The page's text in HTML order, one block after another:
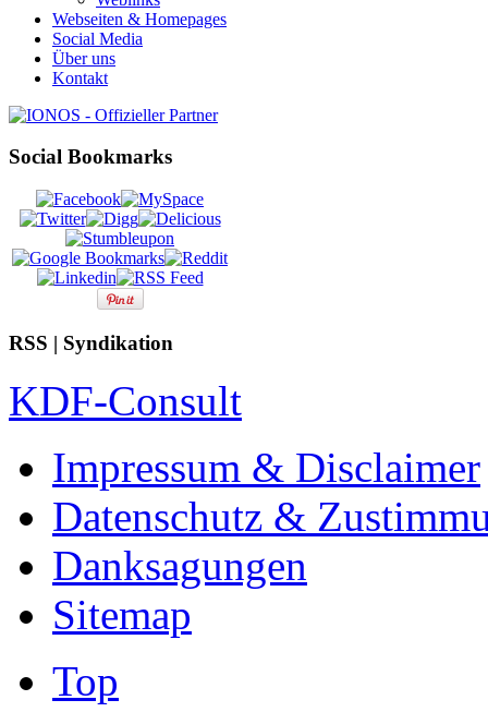
Webseiten & Homepages
Social Media
Über uns
Kontakt
Social Bookmarks
RSS | Syndikation
KDF-Consult
Impressum & Disclaimer
Datenschutz &
Danksagungen
Sitemap
Top